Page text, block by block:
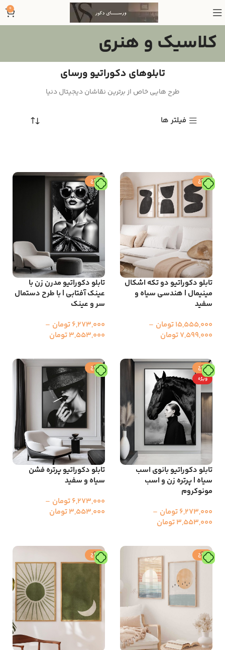
0
کلاسیک و هنری
تابلوهای دکوراتیو ورسای
طرح هایی خاص از برترین نقاشان دیجیتال دنیا
فیلتر ها
حراج
تابلو دکوراتیو دو تکه اشکال
مینیمال | هندسی سیاه و
سفید
15,555,000تومان –
7,599,000تومان
حراج
تابلو دکوراتیو مدرن زن با
عینک آفتابی | با طرح دستمال
سر و عینک
6,273,000تومان –
3,553,000تومان
حراج
ویژه
تابلو دکوراتیو بانوی اسب
سیاه | پرتره زن و اسب
مونوکروم
6,273,000تومان –
3,553,000تومان
حراج
تابلو دکوراتیو پرتره فشن
سیاه و سفید
6,273,000تومان –
3,553,000تومان
حراج حراج